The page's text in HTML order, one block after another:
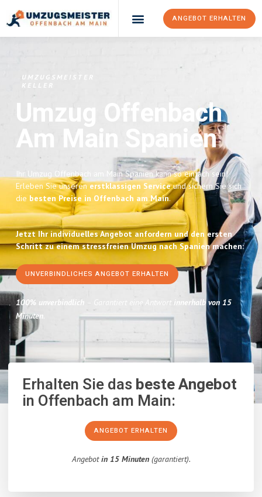
ANGEBOT ERHALTEN
UMZUGSMEISTER
KELLER
Umzug Offenbach
Am Main Spanien
Ihr Umzug Offenbach am Main Spanien kann so einfach sein!
Erleben Sie unserenerstklassigen Serviceund sichern Sie sich
die besten Preise in Offenbach am Main.
Jetzt Ihr individuelles Angebot anfordern und den ersten
Schritt zu einem stressfreien Umzug nach Spanien machen:
UNVERBINDLICHES ANGEBOT ERHALTEN
100% unverbindlich – Garantiert eine Antwort innerhalb von 15
Minuten.
Erhalten Sie dasbeste Angebot
in Offenbach am Main:
ANGEBOT ERHALTEN
Angebotin 15 Minuten(garantiert).